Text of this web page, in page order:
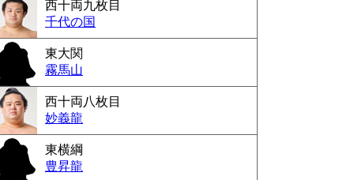
西十両九枚目
千代の国
東大関
霧馬山
西十両八枚目
妙義龍
東横綱
豊昇龍